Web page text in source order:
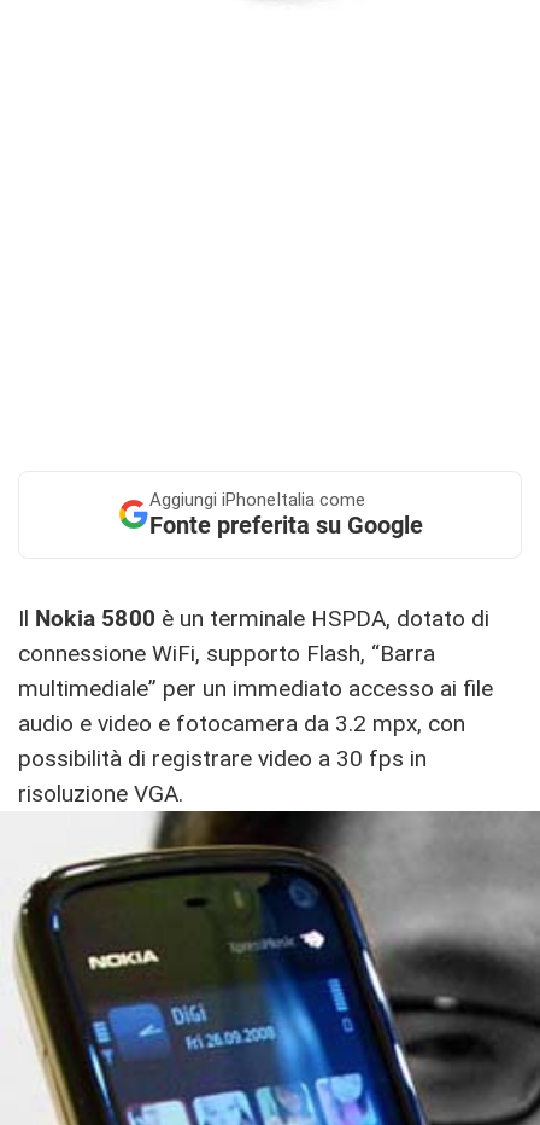
Aggiungi iPhoneItalia come
Fonte preferita su Google
Il Nokia 5800 è un terminale HSPDA, dotato di
connessione WiFi, supporto Flash, “Barra
multimediale” per un immediato accesso ai file
audio e video e fotocamera da 3.2 mpx, con
possibilità di registrare video a 30 fps in
risoluzione VGA.